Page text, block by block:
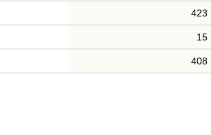
423
15
408